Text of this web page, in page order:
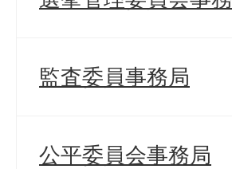
監査委員事務局
公平委員会事務局